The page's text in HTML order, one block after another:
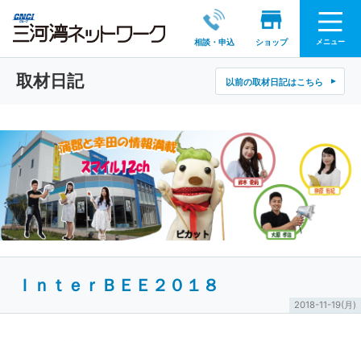
相談・申込 ショップ メニュー
取材日記 以前の取材日記はこちら
ＩｎｔｅｒＢＥＥ２０１８
2018-11-19(月)